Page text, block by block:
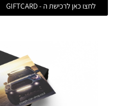
לחצו כאן לרכישת ה - GIFTCARD